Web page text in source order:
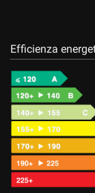
Efficienza